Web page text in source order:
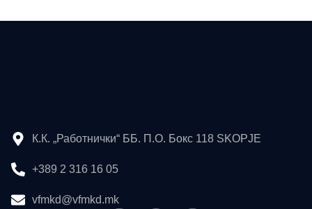
К.К. „Работнички“ ББ. П.О. Бокс 118 SKOPJE
+389 2 316 16 05
vfmkd@vfmkd.mk